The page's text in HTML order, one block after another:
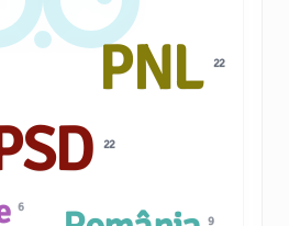
PNL22
9
22
6